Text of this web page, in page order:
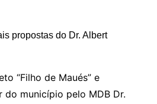
“Filho de Maués” e
município pelo MDB Dr.